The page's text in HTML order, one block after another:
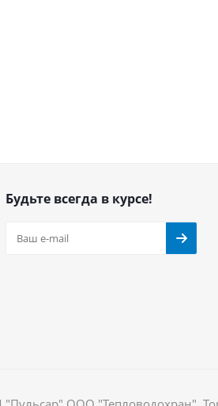
Будьте всегда в курсе!